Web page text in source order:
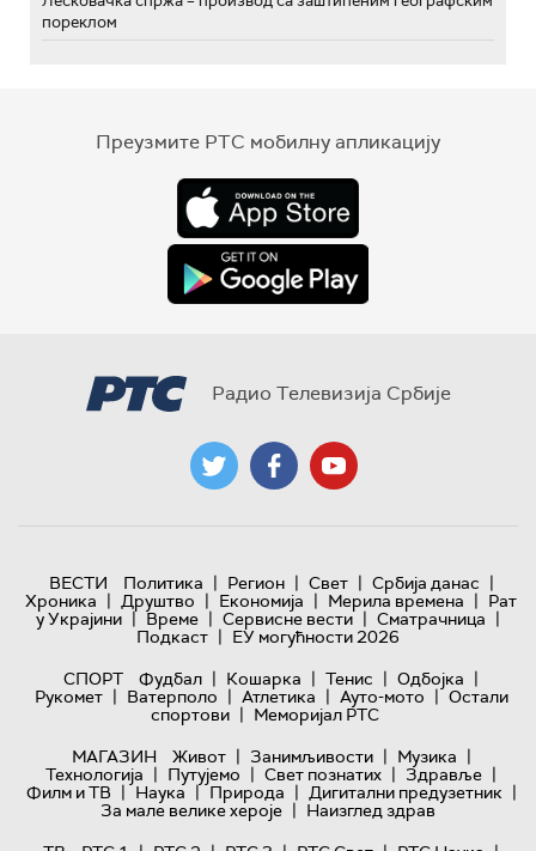
пореклом
Преузмите РТС мобилну апликацију
Радио Телевизија Србије
ВЕСТИ Политика | Регион | Свет | Србија данас |
Хроника | Друштво | Економија | Мерила времена | Рат
у Украјини | Време | Сервисне вести | Сматрачница |
Подкаст | ЕУ могућности 2026
СПОРТ
Фудбал | Кошарка | Тенис | Одбојка |
Рукомет | Ватерполо | Атлетика | Ауто-мото | Остали
спортови | Меморијал РТС
МАГАЗИН
Живот | Занимљивости | Музика |
Технологијa | Путујемо | Свет познатих | Здравље |
Филм и ТВ | Наука | Природа | Дигитални предузетник |
За мале велике хероје | Наизглед здрав